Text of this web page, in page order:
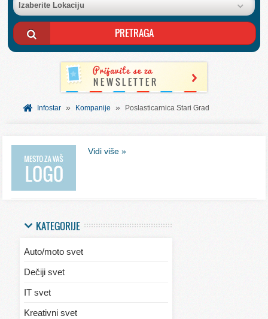
POSLOVNI OGLASI
AKCIJE I KATALOZI
BESPLATNI VAUČERI
SVET INFORMACIJA
Izaberite Lokaciju
Infostar » Kompanije » Poslasticarnica Stari Grad
Vidi više »
KATEGORIJE
Auto/moto svet
Dečiji svet
IT svet
Kreativni svet